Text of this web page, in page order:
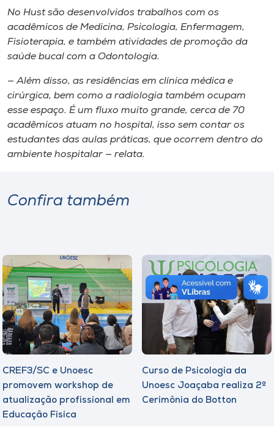
No Hust são desenvolvidos trabalhos com os
acadêmicos de Medicina, Psicologia, Enfermagem,
Fisioterapia, e também atividades de promoção da
saúde bucal com a Odontologia.
— Além disso, as residências em clínica médica e
cirúrgica, bem como a radiologia também ocupam
esse espaço. É um fluxo muito grande, cerca de 70
acadêmicos atuam no hospital, isso sem contar os
estudantes das aulas práticas, que ocorrem dentro do
ambiente hospitalar — relata.
Confira também
CREF3/SC e Unoesc
promovem workshop de
atualização profissional em
Educação Física
Curso de Psicologia da
Unoesc Joaçaba realiza 2ª
Cerimônia do Botton